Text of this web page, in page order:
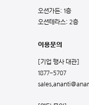
오션가든: 1층
오션테라스: 2층
이용문의
[기업 행사 대관]
1877-5707